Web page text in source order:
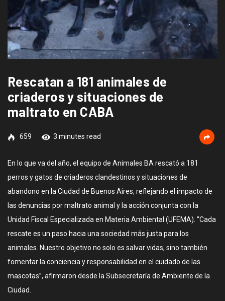
Rescatan a 181 animales de
criaderos y situaciones de
maltrato en CABA
659 3 minutes read
En lo que va del año, el equipo de Animales BA rescató a 181
perros y gatos de criaderos clandestinos y situaciones de
abandono en la Ciudad de Buenos Aires, reflejando el impacto de
las denuncias por maltrato animal y la acción conjunta con la
Unidad Fiscal Especializada en Materia Ambiental (UFEMA). “Cada
rescate es un paso hacia una sociedad más justa para los
animales. Nuestro objetivo no solo es salvar vidas, sino también
fomentar la conciencia y responsabilidad en el cuidado de las
mascotas”, afirmaron desde la Subsecretaría de Ambiente de la
Ciudad.